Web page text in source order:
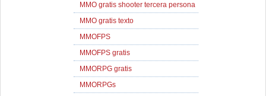
MMO gratis shooter tercera persona
MMO gratis texto
MMOFPS
MMOFPS gratis
MMORPG gratis
MMORPGs